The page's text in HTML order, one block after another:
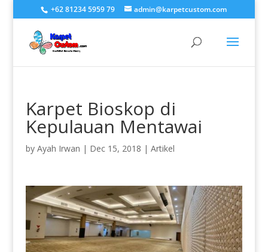
+62 81234 5959 79 admin@karpetcustom.com
Karpet Bioskop di
Kepulauan Mentawai
by Ayah Irwan | Dec 15, 2018 | Artikel